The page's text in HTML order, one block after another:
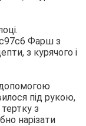
під рукою,
з
нарізати